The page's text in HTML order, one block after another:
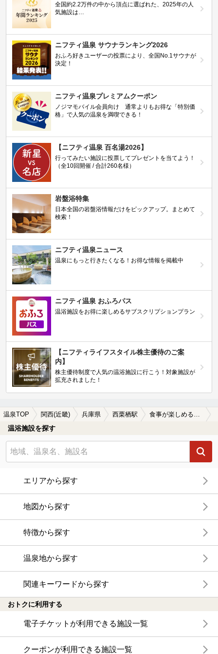
全国約2.2万件の中から頂点に選ばれた、2025年の人
気施設は…
ニフティ温泉 サウナランキング2026
おふろ好きユーザーの投票により、全国No.1サウナが
決定！
ニフティ温泉プレミアムクーポン
ノジマモバイル会員向け 通常よりもお得な「特別価
格」で人気の温泉を満喫できる！
【ニフティ温泉 百名湯2026】
行ってみたい施設に投票してプレゼントを当てよう！
（全10回開催 / 合計260名様）
岩盤浴特集
日本全国の岩盤浴情報だけをピックアップ。まとめて
検索！
ニフティ温泉ニュース
温泉にもっと行きたくなる！お得な情報を掲載中
ニフティ温泉 おふろパス
温浴施設をお得に楽しめるサブスクリプションプラン
【ニフティライフスタイル株主優待のご案
内】
株主優待制度で人気の温浴施設に行こう！対象施設が
拡充されました！
温泉TOP 関西(近畿) 兵庫県 西栗栖駅
温浴施設を探す
エリアから探す
地図から探す
特徴から探す
温泉地から探す
関連キーワードから探す
おトクに利用する
電子チケットが利用できる施設一覧
クーポンが利用できる施設一覧